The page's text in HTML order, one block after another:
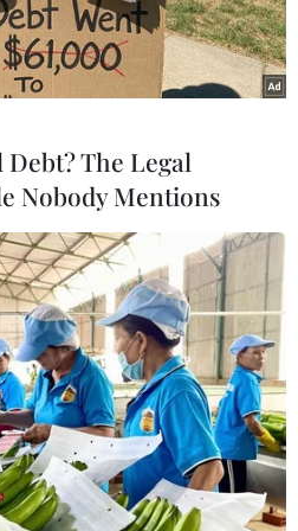
buộc tội ngộ sát. (Nguồn: AFP)
ngày 10/11 cho biết
les-Bains, phía
Philippe Tailland đã bị
quan tới việc 4 người
The Legal
Nobody Mentions